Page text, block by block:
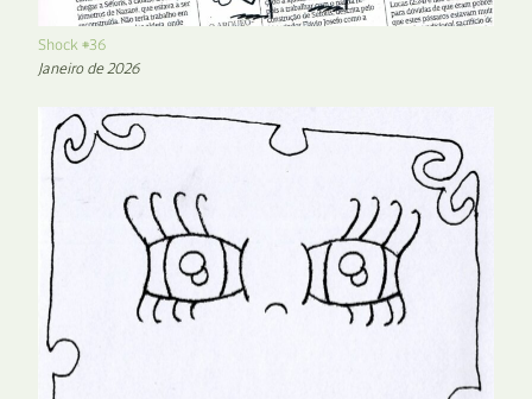
Shock #36
Janeiro de 2026